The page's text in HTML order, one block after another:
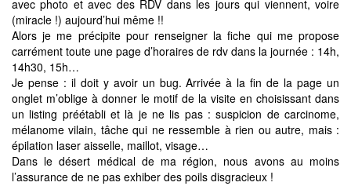
avec photo et avec des RDV dans les jours qui viennent, voire
(miracle !) aujourd’hui même !!
Alors je me précipite pour renseigner la fiche qui me propose
carrément toute une page d’horaires de rdv dans la journée : 14h,
14h30, 15h…
Je pense : il doit y avoir un bug. Arrivée à la fin de la page un
onglet m’oblige à donner le motif de la visite en choisissant dans
un listing préétabli et là je ne lis pas : suspicion de carcinome,
mélanome vilain, tâche qui ne ressemble à rien ou autre, mais :
épilation laser aisselle, maillot, visage…
Dans le désert médical de ma région, nous avons au moins
l’assurance de ne pas exhiber des poils disgracieux !